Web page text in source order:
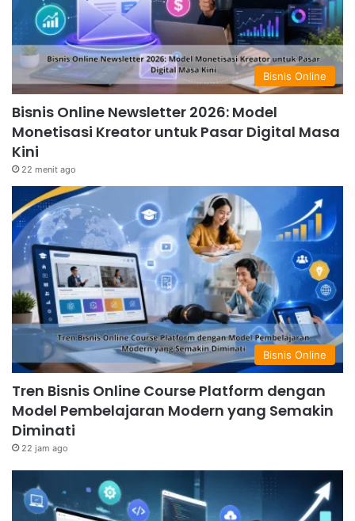
Bisnis Online
Bisnis Online Newsletter 2026: Model
Monetisasi Kreator untuk Pasar Digital Masa
Kini
22 menit ago
Bisnis Online
Tren Bisnis Online Course Platform dengan
Model Pembelajaran Modern yang Semakin
Diminati
22 jam ago